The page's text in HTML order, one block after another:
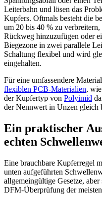
Leiterbahn und lösen das
Kupfers. Oftmals besteht die
um 20 bis 40 % zu
Rückweg hinzuzufügen oder
Biegezone in zwei parallele
Schaltung flexibel und wird
eingehalten.
Für eine umfassendere
flexiblen PCB-Materialien,
der Kupfertyp von Polyimid
der Nennwert in Unzen gleich
Ein praktischer
echten
Eine brauchbare Kupferregel
unten aufgeführten
allgemeingültige Gesetze,
DFM-Überprüfung der